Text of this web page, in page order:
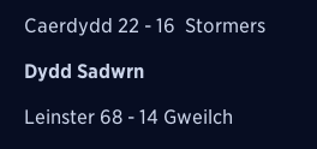
Caerdydd 22 - 16 Stormers
Dydd Sadwrn
Leinster 68 - 14 Gweilch